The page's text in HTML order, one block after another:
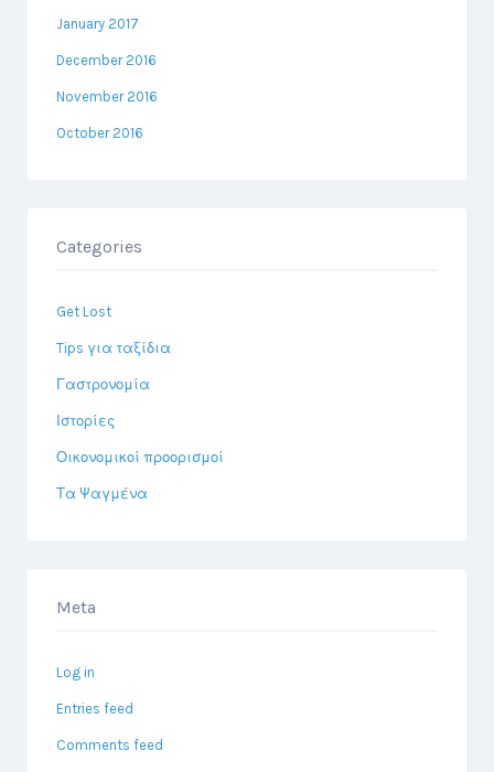
January 2017
December 2016
November 2016
October 2016
Categories
Get Lost
Tips για ταξίδια
Γαστρονομία
Ιστορίες
Οικονομικοί προορισμοί
Τα Ψαγμένα
Meta
Log in
Entries feed
Comments feed